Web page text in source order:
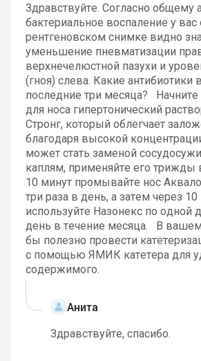
Здравствуйте. Согласно общему
бактериальное воспаление у вас
рентгеновском снимке видно
уменьшение пневматизации
верхнечелюстной пазухи и
(гноя) слева. Какие
последние три месяца? Начните
для носа гипертонический
Стронг, который облегчает
благодаря высокой
может стать заменой
каплям, применяйте его трижды
10 минут промывайте нос
три раза в день, а затем через
используйте Назонекс по
день в течение месяца. В
бы полезно провести
с помощью ЯМИК катетера для
содержимого.
Анита
Здравствуйте, спасибо.